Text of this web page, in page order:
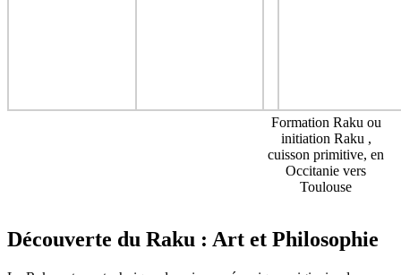
Formation Raku ou
initiation Raku ,
cuisson primitive, en
Occitanie vers
Toulouse
Découverte du Raku : Art et Philosophie